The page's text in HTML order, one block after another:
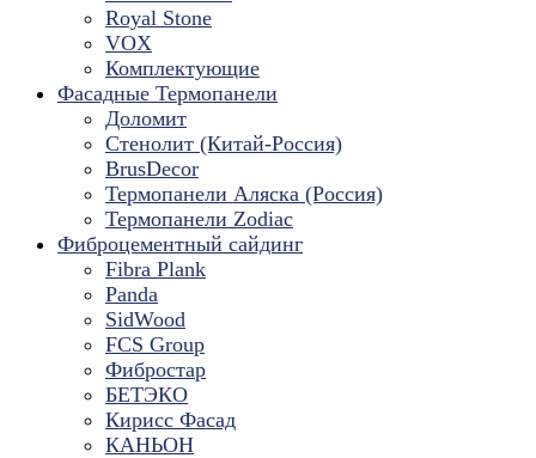
Royal Stone
VOX
Комплектующие
Фасадные Термопанели
Доломит
Стенолит (Китай-Россия)
BrusDecor
Термопанели Аляска (Россия)
Термопанели Zodiac
Фиброцементный сайдинг
Fibra Plank
Panda
SidWood
FCS Group
Фибростар
БЕТЭКО
Кирисс Фасад
КАНЬОН